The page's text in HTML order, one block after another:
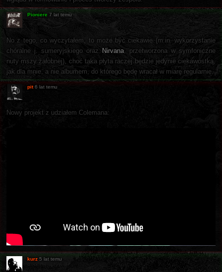
Pioniere 7 lat temu
No z tego, co wyczytałem, to może być ciekawie (m.in. wykorzystanie
chóralne j. sumeryjskiego oraz
Nirvana, przetworzona w symfoniczne
nuty mszy żałobnej), choć taka płyta raczej będzie jedynie ciekawostką,
jak dla mnie, a nie albumem, do którego będę wracał w miarę regularnie.
pit 6 lat temu
Nowy projekt z udziałem Colemana:
kurz 5 lat temu